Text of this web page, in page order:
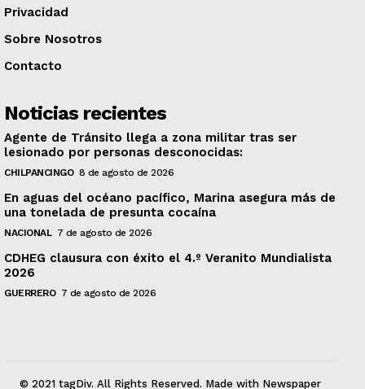
Privacidad
Sobre Nosotros
Contacto
Noticias recientes
Agente de Tránsito llega a zona militar tras ser
lesionado por personas desconocidas:
CHILPANCINGO 8 de agosto de 2026
En aguas del océano pacífico, Marina asegura más de
una tonelada de presunta cocaína
NACIONAL 7 de agosto de 2026
CDHEG clausura con éxito el 4.º Veranito Mundialista
2026
GUERRERO 7 de agosto de 2026
© 2021 tagDiv. All Rights Reserved. Made with Newspaper